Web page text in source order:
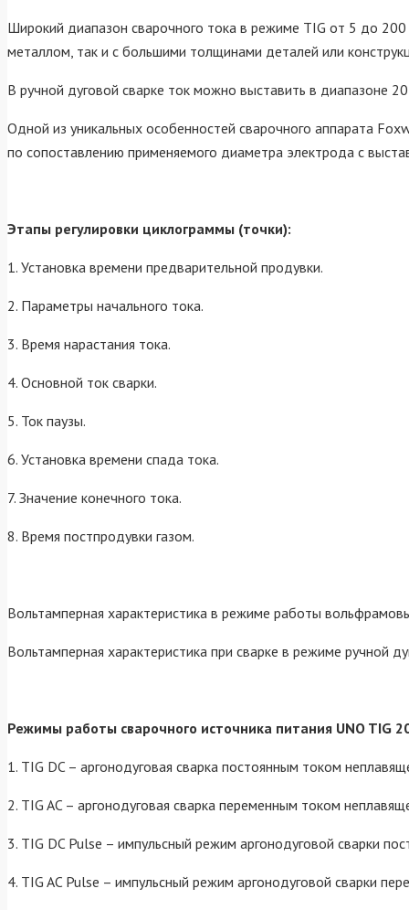
Широкий диапазон сварочного тока в режиме TIG от 5 до
металлом, так и с большими толщинами деталей или
В ручной дуговой сварке ток можно выставить в диапазоне
Одной из уникальных особенностей сварочного аппарата
по сопоставлению применяемого диаметра электрода с
Этапы регулировки циклограммы (точки):
1. Установка времени предварительной продувки.
2. Параметры начального тока.
3. Время нарастания тока.
4. Основной ток сварки.
5. Ток паузы.
6. Установка времени спада тока.
7. Значение конечного тока.
8. Время постпродувки газом.
Вольтамперная характеристика в режиме работы
Вольтамперная характеристика при сварке в режиме ручной
Режимы работы сварочного источника питания UNO TIG
1. TIG DC – аргонодуговая сварка постоянным током
2. TIG AC – аргонодуговая сварка переменным током
3. TIG DC Pulse – импульсный режим аргонодуговой сварки
4. TIG AC Pulse – импульсный режим аргонодуговой сварки